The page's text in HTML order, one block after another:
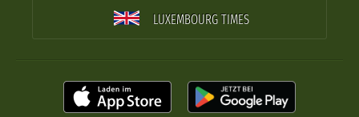
LUXEMBOURG TIMES